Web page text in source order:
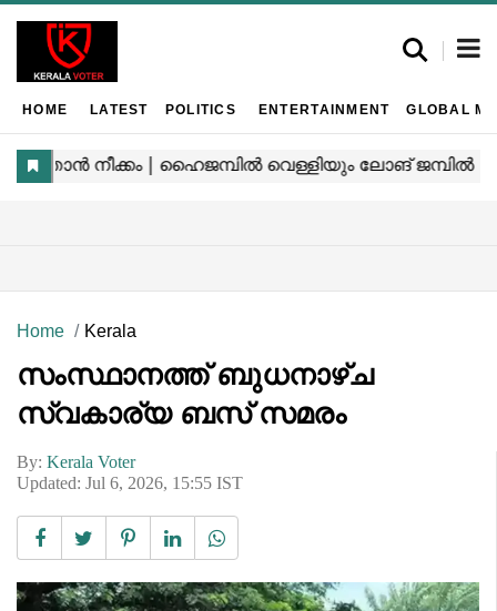
HOME LATEST POLITICS ENTERTAINMENT GLOBAL
Home Kerala
സംസ്ഥാനത്ത് ബുധനാഴ്ച
സ്വകാര്യ ബസ് സമരം
By: Kerala Voter
Updated: Jul 6, 2026, 15:55 IST